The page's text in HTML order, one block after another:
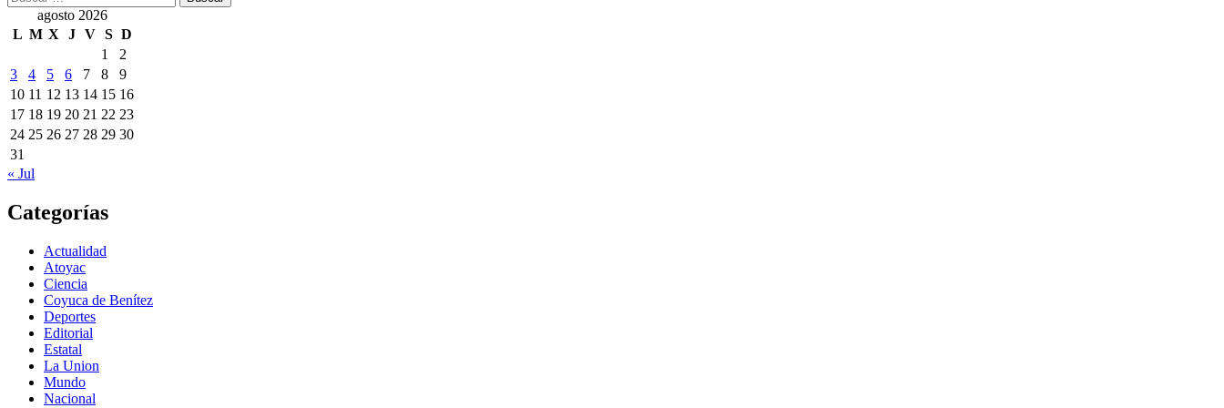
agosto 2026
L M X J V S D
1
2
3
4 5 6 7 8
9
10 11 12 13 14 15 16
17 18 19 20 21 22 23
24 25 26 27 28 29 30
31
« Jul
Categorías
Actualidad
Atoyac
Ciencia
Coyuca de Benítez
Deportes
Editorial
Estatal
La Union
Mundo
Nacional